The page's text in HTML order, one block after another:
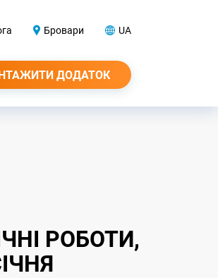
Бровари UA
ДОДАТОК
РОБОТИ,